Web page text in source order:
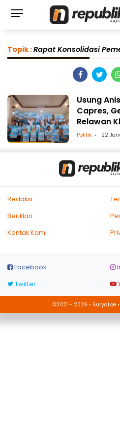
Topik :Rapat Konsolidasi
Usung
Capres,
Relawan
Politik 22
Redaksi
Beriklan
Kontak Kami
Facebook
Twitter
©2021 - 2026 • SuryaLoe